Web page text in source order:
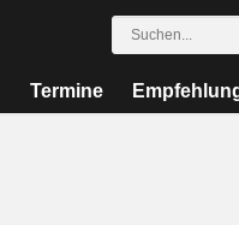
Termine